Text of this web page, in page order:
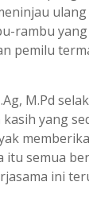
rambu
pemilu
M.Pd
yang
itu semua
ini